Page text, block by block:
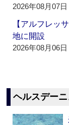
2026年08月07日
【アルフレッ
地に開設
2026年08月06日
ヘルスデーニ